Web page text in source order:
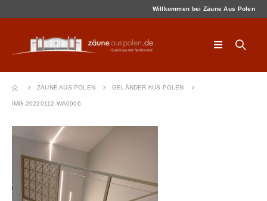
Willkommen bei Zäune Aus Polen
ZÄUNE AUS POLEN GELÄNDER AUS POLEN
IMG-20220112-WA0006